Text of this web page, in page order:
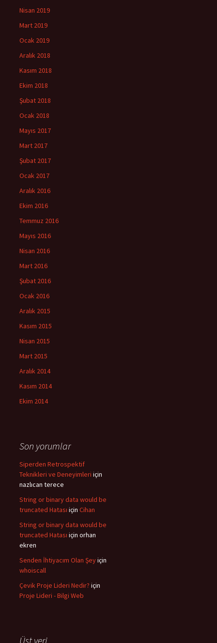
Nisan 2019
Mart 2019
Ocak 2019
Aralık 2018
Kasım 2018
Ekim 2018
Şubat 2018
Ocak 2018
Mayıs 2017
Mart 2017
Şubat 2017
Ocak 2017
Aralık 2016
Ekim 2016
Temmuz 2016
Mayıs 2016
Nisan 2016
Mart 2016
Şubat 2016
Ocak 2016
Aralık 2015
Kasım 2015
Nisan 2015
Mart 2015
Aralık 2014
Kasım 2014
Ekim 2014
Son yorumlar
Siperden Retrospektif
Teknikleri ve Deneyimleri için
nazlıcan terece
String or binary data would be
truncated Hatası için Cihan
String or binary data would be
truncated Hatası için orhan
ekren
Senden İhtiyacım Olan Şeyiçin
whoiscall
Çevik Proje Lideri Nedir? için
Proje Lideri - Bilgi Web
Üst veri